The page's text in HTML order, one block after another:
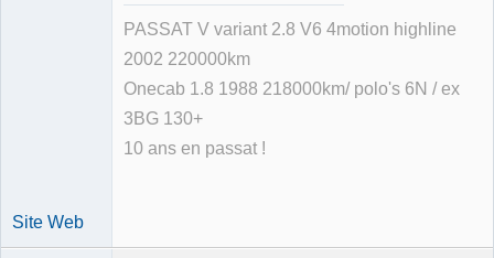
PASSAT V variant 2.8 V6 4motion highline
2002 220000km
Onecab 1.8 1988 218000km/ polo's 6N / ex
3BG 130+
10 ans en passat !
Site Web